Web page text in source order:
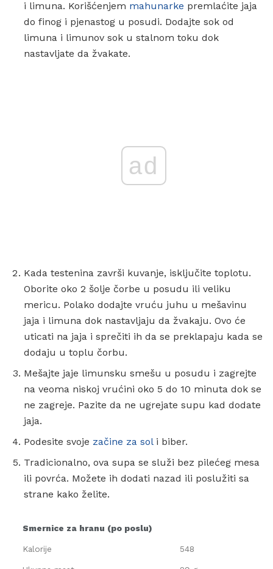
i limuna. Korišćenjem mahunarke premlaćite jaja
do finog i pjenastog u posudi. Dodajte sok od
limuna i limunov sok u stalnom toku dok
nastavljate da žvakate.
ad
Kada testenina završi kuvanje, isključite toplotu.
Oborite oko 2 šolje čorbe u posudu ili veliku
mericu. Polako dodajte vruću juhu u mešavinu
jaja i limuna dok nastavljaju da žvakaju. Ovo će
uticati na jaja i sprečiti ih da se preklapaju kada se
dodaju u toplu čorbu.
Mešajte jaje limunsku smešu u posudu i zagrejte
na veoma niskoj vrućini oko 5 do 10 minuta dok se
ne zagreje. Pazite da ne ugrejate supu kad dodate
jaja.
Podesite svoje začine za soli biber.
Tradicionalno, ova supa se služi bez pilećeg mesa
ili povrća. Možete ih dodati nazad ili poslužiti sa
strane kako želite.
Smernice za hranu (po poslu)
Kalorije 548